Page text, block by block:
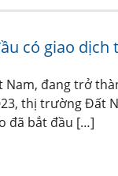
có giao dịch
Nam, đang trở
thị trường Đất
đã bắt đầu […]